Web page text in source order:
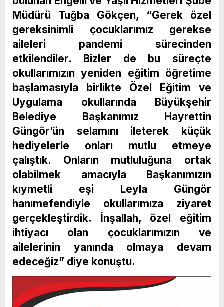
Müdürü Tuğba Gökçen, “Gerek özel
gereksinimli çocuklarımız gerekse
aileleri pandemi sürecinden
etkilendiler. Bizler de bu süreçte
okullarımızın yeniden eğitim öğretime
başlamasıyla birlikte Özel Eğitim ve
Uygulama okullarında Büyükşehir
Belediye Başkanımız Hayrettin
Güngör’ün selamını ileterek küçük
hediyelerle onları mutlu etmeye
çalıştık. Onların mutluluğuna ortak
olabilmek amacıyla Başkanımızın
kıymetli eşi Leyla Güngör
hanımefendiyle okullarımıza ziyaret
gerçekleştirdik. İnşallah, özel eğitim
ihtiyacı olan çocuklarımızın ve
ailelerinin yanında olmaya devam
edeceğiz” diye konuştu.